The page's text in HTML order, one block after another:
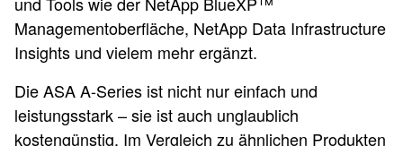
Managementoberfläche, NetApp Data Infrastructure
Insights und vielem mehr ergänzt.
Die ASA A-Series ist nicht nur einfach und
leistungsstark – sie ist auch unglaublich
kostengünstig. Im Vergleich zu ähnlichen Produkten